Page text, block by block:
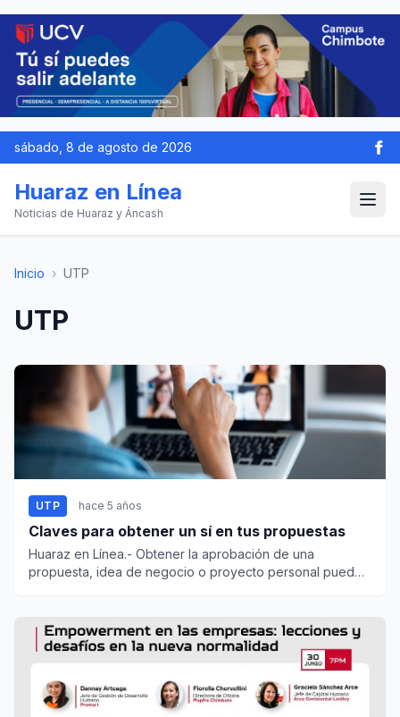
sábado, 8 de agosto de 2026
Huaraz en Línea
Noticias de Huaraz y Áncash
Inicio › UTP
UTP
UTP hace 5 años
Claves para obtener un sí en tus propuestas
Huaraz en Línea.- Obtener la aprobación de una
propuesta, idea de negocio o proyecto personal puede